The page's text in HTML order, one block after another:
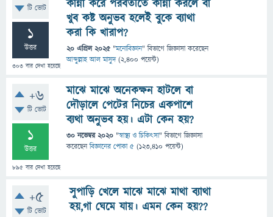
টি ভোট
1
উত্তর
303 বার দেখা হয়েছে
কান্না করে পরবর্তীতে কান্না করলে বা
খুব কষ্ট অনুভব হলেই বুকে ব্যাথা
করা কি খারাপ?
20 এপ্রিল 2025 "মনোবিজ্ঞান" বিভাগে জিজ্ঞাসাকরেছেন
আব্দুল্লাহ আল মাসুদ (2,400 পয়েন্ট)
+6
টি ভোট
1
উত্তর
895 বার দেখা হয়েছে
মাঝে মাঝে অনেকক্ষন হাটলে বা
দৌড়ালে পেটের নিচের একপাশে
ব্যথা অনুভব হয়। এটা কেন হয়?
30 নভেম্বর 2020 "স্বাস্থ্য ও চিকিৎসা" বিভাগে জিজ্ঞাসা
করেছেনবিজ্ঞানের পোকা ৫ (123,410 পয়েন্ট)
+5
টি ভোট
সুপাড়ি খেলে মাঝে মাঝে মাথা ব্যাথা
হয়,গা ঘেমে যায়। এমন কেন হয়??